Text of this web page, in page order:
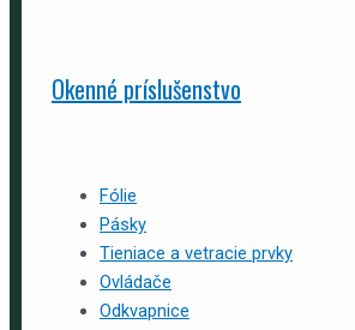
Okenné príslušenstvo
Fólie
Pásky
Tieniace a vetracie prvky
Ovládače
Odkvapnice